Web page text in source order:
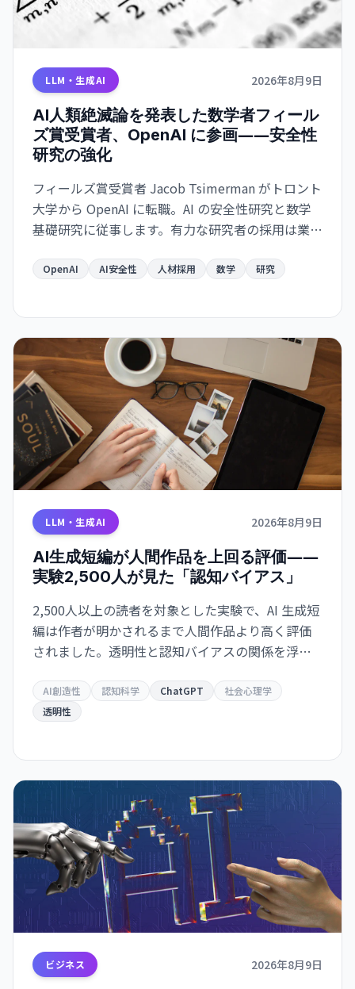
LLM・生成AI 2026年8月9日
AI人類絶滅論を発表した数学者フィール
ズ賞受賞者、OpenAI に参画――安全性
研究の強化
フィールズ賞受賞者 Jacob Tsimerman がトロント
大学から OpenAI に転職。AI の安全性研究と数学
基礎研究に従事します。有力な研究者の採用は業界
OpenAI AI安全性 人材採用 数学 研究
LLM・生成AI 2026年8月9日
AI生成短編が人間作品を上回る評価――
実験2,500人が見た「認知バイアス」
2,500人以上の読者を対象とした実験で、AI 生成短
編は作者が明かされるまで人間作品より高く評価
されました。透明性と認知バイアスの関係を浮き
AI創造性 認知科学 ChatGPT
社会心理学
透明性
ビジネス 2026年8月9日